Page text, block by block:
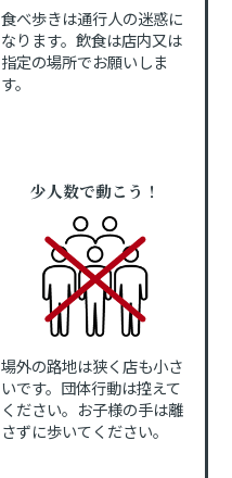
食べ歩きは通行人の迷惑に
なります。飲食は店内又は
指定の場所でお願いしま
す。
少人数で動こう！
場外の路地は狭く店も小さ
いです。団体行動は控えて
ください。お子様の手は離
さずに歩いてください。